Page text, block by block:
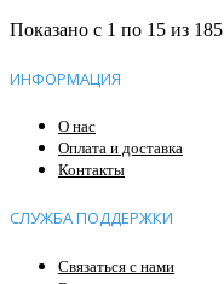
Показано с 1 по 15 из
ИНФОРМАЦИЯ
О нас
Оплата и доставка
Контакты
СЛУЖБА ПОДДЕРЖКИ
Связаться с нами